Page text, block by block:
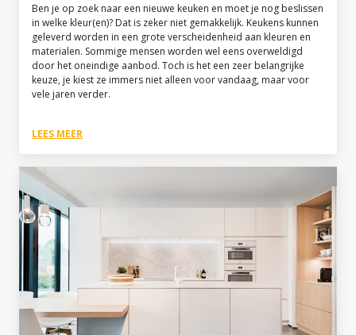
Ben je op zoek naar een nieuwe keuken en moet je nog beslissen
in welke kleur(en)? Dat is zeker niet gemakkelijk. Keukens kunnen
geleverd worden in een grote verscheidenheid aan kleuren en
materialen. Sommige mensen worden wel eens overweldigd
door het oneindige aanbod. Toch is het een zeer belangrijke
keuze, je kiest ze immers niet alleen voor vandaag, maar voor
vele jaren verder.
LEES MEER